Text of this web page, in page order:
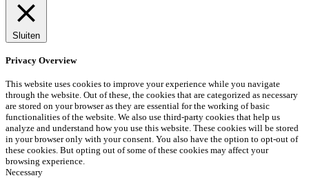
Sluiten
Privacy Overview
This website uses cookies to improve your experience while you navigate
through the website. Out of these, the cookies that are categorized as necessary
are stored on your browser as they are essential for the working of basic
functionalities of the website. We also use third-party cookies that help us
analyze and understand how you use this website. These cookies will be stored
in your browser only with your consent. You also have the option to opt-out of
these cookies. But opting out of some of these cookies may affect your
browsing experience.
Necessary